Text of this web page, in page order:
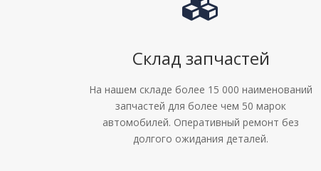
Склад запчастей
На нашем складе более 15 000 наименований
запчастей для более чем 50 марок
автомобилей. Оперативный ремонт без
долгого ожидания деталей.